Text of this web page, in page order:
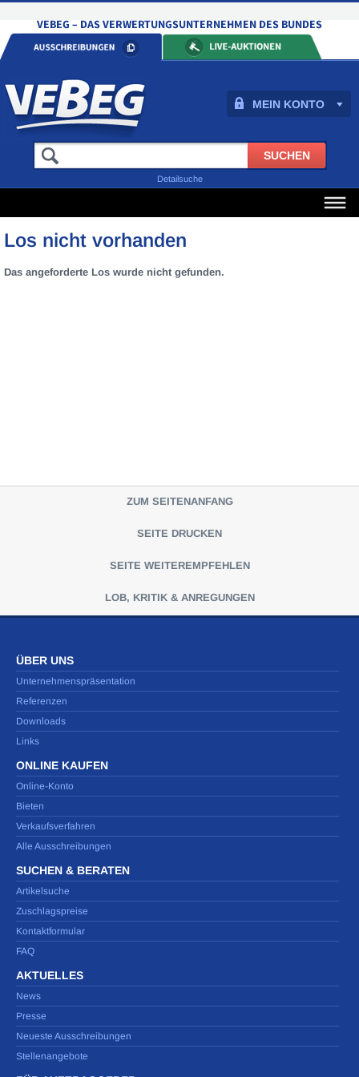
MEIN KONTO
Detailsuche
Los nicht vorhanden
Das angeforderte Los wurde nicht gefunden.
ZUM SEITENANFANG
SEITE DRUCKEN
SEITE WEITEREMPFEHLEN
LOB, KRITIK & ANREGUNGEN
ÜBER UNS
Unternehmenspräsentation
Referenzen
Downloads
Links
ONLINE KAUFEN
Online-Konto
Bieten
Verkaufsverfahren
Alle Ausschreibungen
SUCHEN & BERATEN
Artikelsuche
Zuschlagspreise
Kontaktformular
FAQ
AKTUELLES
News
Presse
Neueste Ausschreibungen
Stellenangebote